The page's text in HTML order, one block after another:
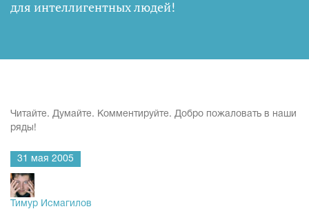
для интеллигентных людей!
Читайте. Думайте. Комментируйте. Добро пожаловать в наши
ряды!
31 мая 2005
Тимур Исмагилов